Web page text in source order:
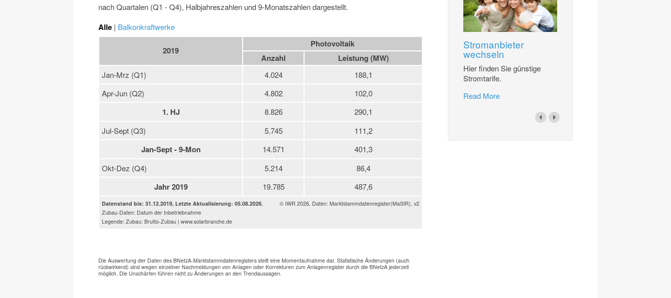
nach Quartalen (Q1 - Q4), Halbjahreszahlen und 9-Monatszahlen dargestellt.
Alle | Balkonkraftwerke
2019
Photovoltaik
Anzahl
Leistung (MW)
Jan-Mrz (Q1) 4.024
188,1
Apr-Jun (Q2)
4.802 102,0
1. HJ 8.826
290,1
Jul-Sept (Q3)
5.745 111,2
Jan-Sept - 9-Mon 14.571
401,3
Okt-Dez (Q4)
5.214 86,4
Jahr 2019 19.785 487,6
Datenstand bis: 31.12.2019, Letzte Aktualisierung: 05.08.2026
Zubau-Daten: Datum der Inbetriebnahme
Legende: Zubau: Brutto-Zubau | www.solarbranche.de
© IWR 2026, Daten: Marktstammdatenregister(MaStR), v2
Die Auswertung der Daten des BNetzA-Marktstammdatenregisters stellt eine Momentaufnahme dar. Statistische Änderungen (auch
rückwirkend) sind wegen einzelner Nachmeldungen von Anlagen oder Korrekturen zum Anlagenregister durch die BNetzA jederzeit
möglich. Die Unschärfen führen nicht zu Änderungen an den Trendaussagen.
Stromanbieter
wechseln
Hier finden Sie günstige
Stromtarife.
Read More